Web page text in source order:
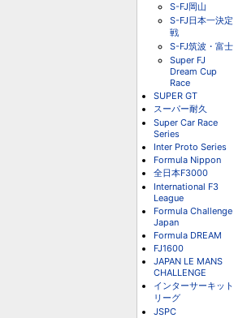
S-FJ岡山
S-FJ日本一決定
戦
S-FJ筑波・富士
Super FJ
Dream Cup
Race
SUPER GT
スーパー耐久
Super Car Race
Series
Inter Proto Series
Formula Nippon
全日本F3000
International F3
League
Formula Challenge
Japan
Formula DREAM
FJ1600
JAPAN LE MANS
CHALLENGE
インターサーキット
リーグ
JSPC